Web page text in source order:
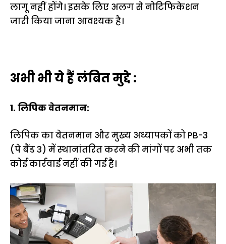
लागू नहीं होंगे। इसके लिए अलग से नोटिफिकेशन
जारी किया जाना आवश्यक है।
अभी भी ये हैं लंबित मुद्दे :
1. लिपिक वेतनमान:
लिपिक का वेतनमान और मुख्य अध्यापकों को PB-3
(पे बैंड 3) में स्थानांतरित करने की मांगों पर अभी तक
कोई कार्रवाई नहीं की गई है।